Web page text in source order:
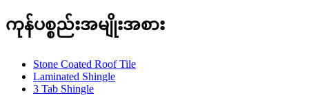
ကုန်ပစ္စည်းအမျိုးအစား
Stone Coated Roof Tile
Laminated Shingle
3 Tab Shingle